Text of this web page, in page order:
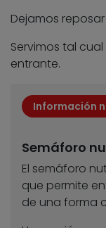
Dejamos
Servimos tal
entrante.
Información
Semáforo
El semáforo
que permite
de una forma